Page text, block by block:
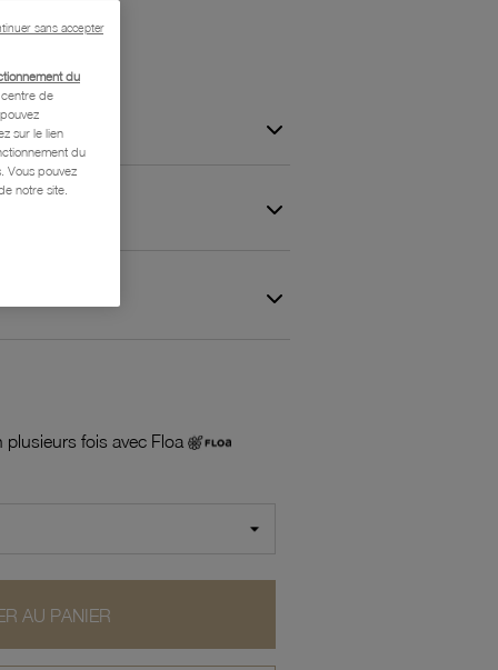
fois avec Floa
AU PANIER
du
de
sur le lien
du
Vous pouvez
notre site.
sans accepter